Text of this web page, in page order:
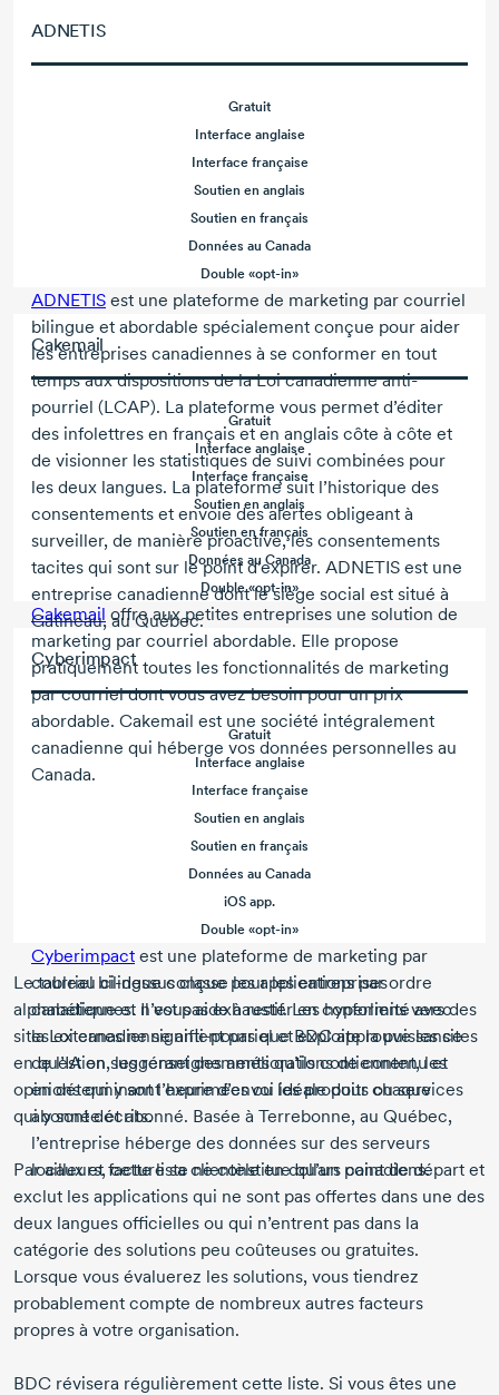
ADNETIS
Gratuit
Interface anglaise
Interface française
Soutien en anglais
Soutien en français
Données au Canada
Double «opt-in»
ADNETIS est une plateforme de marketing par courriel
bilingue et abordable spécialement conçue pour aider
les entreprises canadiennes à se conformer en tout
temps aux dispositions de la Loi canadienne anti-
pourriel (LCAP). La plateforme vous permet d’éditer
des infolettres en français et en anglais côte à côte et
de visionner les statistiques de suivi combinées pour
les deux langues. La plateforme suit l’historique des
consentements et envoie des alertes obligeant à
surveiller, de manière proactive, les consentements
tacites qui sont sur le point d’expirer. ADNETIS est une
entreprise canadienne dont le siège social est situé à
Gatineau, au Québec.
Cakemail
Gratuit
Interface anglaise
Interface française
Soutien en anglais
Soutien en français
Données au Canada
Double«opt-in»
Cakemail offre aux petites entreprises une solution de
marketing par courriel abordable. Elle propose
pratiquement toutes les fonctionnalités de marketing
par courriel dont vous avez besoin pour un prix
abordable. Cakemail est une société intégralement
canadienne qui héberge vos données personnelles au
Canada.
Cyberimpact
Gratuit
Interface anglaise
Interface française
Soutien en anglais
Soutien en français
Données au Canada
iOS app.
Double «opt-in»
Cyberimpact est une plateforme de marketing par
courriel bilingue conçue pour les entreprises
canadiennes. Il vous aide à rester en conformité avec
la Loi canadienneanti-pourrielet exploite la puissance
de l’IA en suggérant des améliorations de contenu et
en déterminant l’heure d’envoi idéale pour chaque
abonnée et abonné. Basée à Terrebonne, au Québec,
l’entreprise héberge des données sur des serveurs
locaux et facture sa clientèle en dollars canadiens.
Le tableau ci-dessus classe les applications par ordre
alphabétique et n’est pas exhaustif. Les hyperliens vers des
sites externes ne signifient pas que BDC approuve les sites
en question, les renseignements qu’ils contiennent, les
opinions qui y sont exprimées ou les produits ou services
qui y sont décrits.
Par ailleurs, cette liste ne constitue qu’un point de départ et
exclut les applications qui ne sont pas offertes dans une des
deux langues officielles ou qui n’entrent pas dans la
catégorie des solutions peu coûteuses ou gratuites.
Lorsque vous évaluerez les solutions, vous tiendrez
probablement compte de nombreux autres facteurs
propres à votre organisation.
BDC révisera régulièrement cette liste. Si vous êtes une